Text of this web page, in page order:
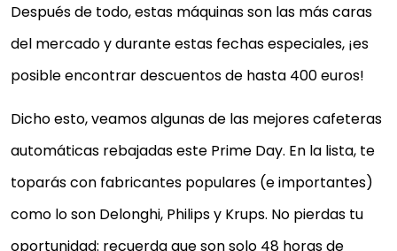
Después de todo, estas máquinas son las más caras
del mercado y durante estas fechas especiales, ¡es
posible encontrar descuentos de hasta 400 euros!
Dicho esto, veamos algunas de las mejores cafeteras
automáticas rebajadas este Prime Day. En la lista, te
toparás con fabricantes populares (e importantes)
como lo son Delonghi, Philips y Krups. No pierdas tu
oportunidad: recuerda que son solo 48 horas de